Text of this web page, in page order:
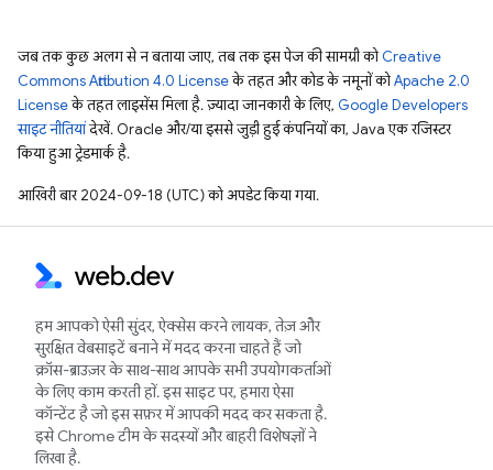
जब तक कुछ अलग से न बताया जाए, तब तक इस पेज की सामग्री कोCreative
Commons Attribution 4.0 Licenseके तहत और कोड के नमूनों कोApache 2.0
Licenseके तहत लाइसेंस मिला है. ज़्यादा जानकारी के लिए, Google Developers
साइट नीतियांदेखें. Oracle और/या इससे जुड़ी हुई कंपनियों का, Java एक रजिस्टर
किया हुआ ट्रेडमार्क है.
आखिरी बार 2024-09-18 (UTC) को अपडेट किया गया.
हम आपको ऐसी सुंदर, ऐक्सेस करने लायक, तेज़ और
सुरक्षित वेबसाइटें बनाने में मदद करना चाहते हैं जो
क्रॉस-ब्राउज़र के साथ-साथ आपके सभी उपयोगकर्ताओं
के लिए काम करती हों. इस साइट पर, हमारा ऐसा
कॉन्टेंट है जो इस सफ़र में आपकी मदद कर सकता है.
इसे Chrome टीम के सदस्यों और बाहरी विशेषज्ञों ने
लिखा है.